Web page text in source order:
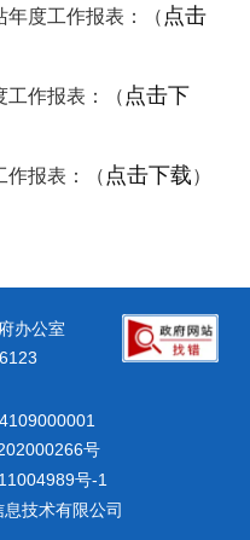
年度工作报表：（ 点击
工作报表：（ 点击下
作报表：（ 点击下载）
办公室
号
号-1
技术有限公司